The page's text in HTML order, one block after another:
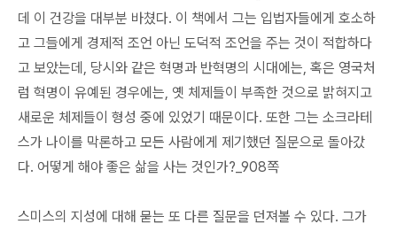
데 이 건강을 대부분 바쳤다. 이 책에서 그는 입법자들에게 호소하
고 그들에게 경제적 조언 아닌 도덕적 조언을 주는 것이 적합하다
고 보았는데, 당시와 같은 혁명과 반혁명의 시대에는, 혹은 영국처
럼 혁명이 유예된 경우에는, 옛 체제들이 부족한 것으로 밝혀지고
새로운 체제들이 형성 중에 있었기 때문이다. 또한 그는 소크라테
스가 나이를 막론하고 모든 사람에게 제기했던 질문으로 돌아갔
다. 어떻게 해야 좋은 삶을 사는 것인가?_908쪽
스미스의 지성에 대해 묻는 또 다른 질문을 던져볼 수 있다. 그가